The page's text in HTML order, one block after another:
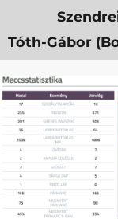
Tóth-Gábor